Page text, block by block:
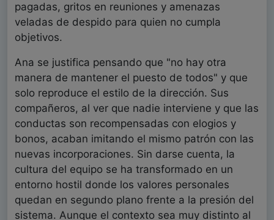
pagadas, gritos en reuniones y amenazas
veladas de despido para quien no cumpla
objetivos.
Ana se justifica pensando que "no hay otra
manera de mantener el puesto de todos" y que
solo reproduce el estilo de la dirección. Sus
compañeros, al ver que nadie interviene y que las
conductas son recompensadas con elogios y
bonos, acaban imitando el mismo patrón con las
nuevas incorporaciones. Sin darse cuenta, la
cultura del equipo se ha transformado en un
entorno hostil donde los valores personales
quedan en segundo plano frente a la presión del
sistema. Aunque el contexto sea muy distinto al